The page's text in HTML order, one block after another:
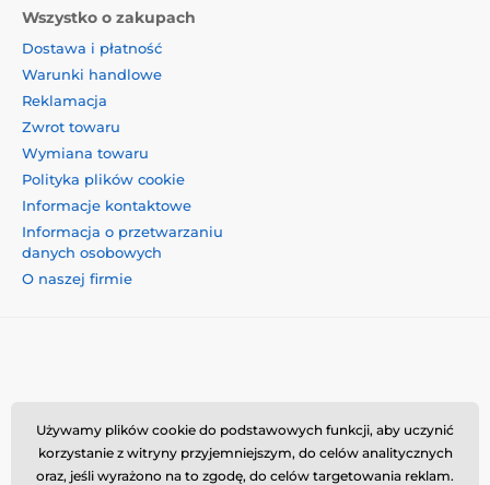
Wszystko o zakupach
Dostawa i płatność
Warunki handlowe
Reklamacja
Zwrot towaru
Wymiana towaru
Polityka plików cookie
Informacje kontaktowe
Informacja o przetwarzaniu
danych osobowych
O naszej firmie
Momanio s.r.o., Okružní 361/14, 74718, Píšť, Czechy,
VAT: CZ09604707, info@momanio.pl
Używamy plików cookie do podstawowych funkcji, aby uczynić
korzystanie z witryny przyjemniejszym, do celów analitycznych
oraz, jeśli wyrażono na to zgodę, do celów targetowania reklam.